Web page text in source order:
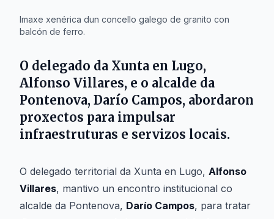
Imaxe xenérica dun concello galego de granito con
balcón de ferro.
O delegado da Xunta en Lugo,
Alfonso Villares, e o alcalde da
Pontenova, Darío Campos, abordaron
proxectos para impulsar
infraestruturas e servizos locais.
O delegado territorial da Xunta en Lugo, Alfonso
Villares, mantivo un encontro institucional co
alcalde da Pontenova, Darío Campos, para tratar